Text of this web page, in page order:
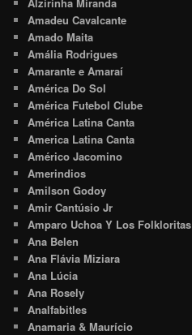
Amadeu Cavalcante
Amado Maita
Amália Rodrigues
Amarante e Amaraí
América Do Sol
América Futebol Clube
América Latina Canta
America Latina Canta
Américo Jacomino
Amerindios
Amilson Godoy
Amir Cantúsio Jr
Amparo Uchoa Y Los Folkloritas
Ana Belen
Ana Flávia Miziara
Ana Lúcia
Ana Rosely
Analfabitles
Anamaria & Maurício